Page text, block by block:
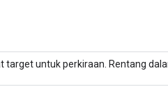
target untuk perkiraan. Rentang